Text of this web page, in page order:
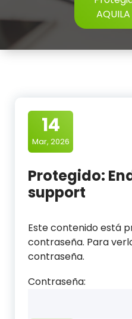
14
Mar, 2026
Protegido:
support
Este contenido está
contraseña. Para
contraseña.
Contraseña: